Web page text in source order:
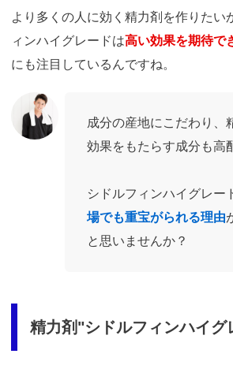
より多くの人に効く精力剤を作りたい
ィンハイグレードは高い効果を期待で
にも注目しているんですね。
成分の産地にこだわり、
効果をもたらす成分も高
シドルフィンハイグレー
場でも重宝がられる理由
と思いませんか？
精力剤"シドルフィンハイグ